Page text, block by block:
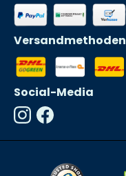
Versandmethoden
Social-Media